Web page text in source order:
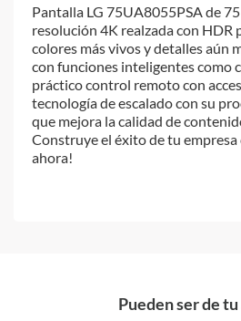
Pantalla LG 75UA8055PSA de 75
resolución 4K realzada con HDR
colores más vivos y detalles aún
con funciones inteligentes como
práctico control remoto con
tecnología de escalado con su
que mejora la calidad de
Construye el éxito de tu empresa
ahora!
Pueden ser de